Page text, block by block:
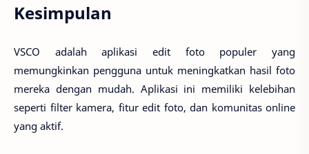
Kesimpulan
VSCO adalah aplikasi edit foto populer yang
memungkinkan pengguna untuk meningkatkan hasil foto
mereka dengan mudah. Aplikasi ini memiliki kelebihan
seperti filter kamera, fitur edit foto, dan komunitas online
yang aktif.